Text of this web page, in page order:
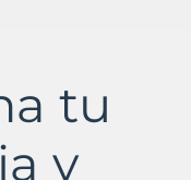
tu
y